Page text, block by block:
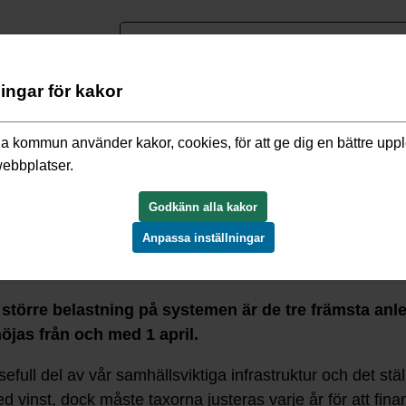
och miljö/Högre avgifter för avlopp och vatten
vatten
belastning på systemen är de tre främsta
från och med 1 april.
del av vår samhällsviktiga infrastruktur och det
vinst, dock måste taxorna justeras varje år för att
för kakor
kommun använder kakor, cookies, för att ge dig en bättre
Godkänn alla kakor
Anpassa inställningar